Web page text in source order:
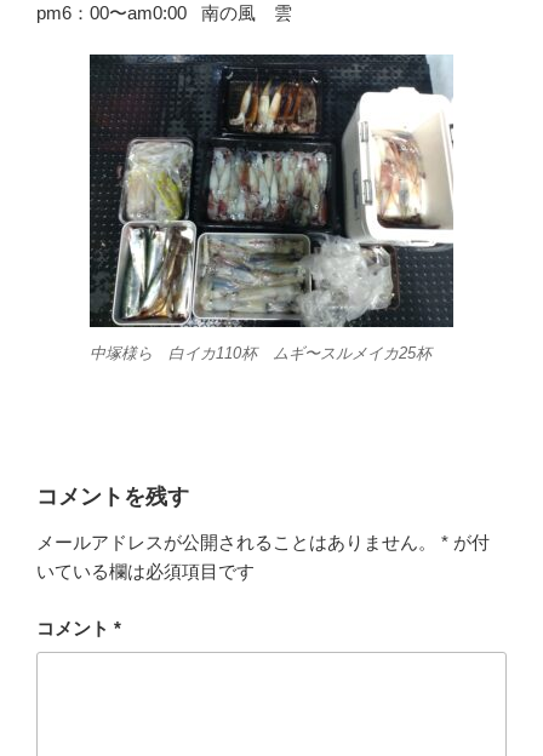
pm6：00〜am0:00 南の風 雲
中塚様ら 白イカ110杯 ムギ〜スルメイカ25杯
コメントを残す
メールアドレスが公開されることはありません。 * が付
いている欄は必須項目です
コメント *